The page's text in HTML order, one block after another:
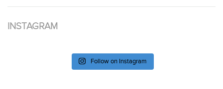
INSTAGRAM
Follow on Instagram